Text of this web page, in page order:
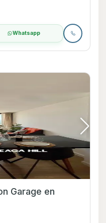
Whatsapp